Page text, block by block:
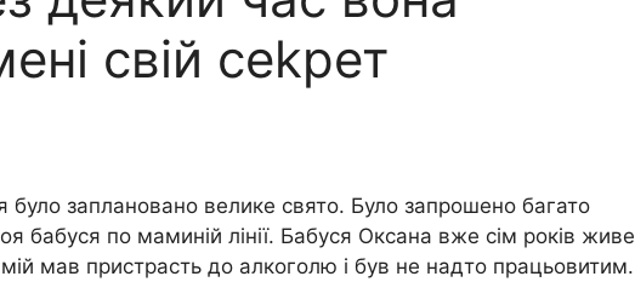
свій сеkрет
було заплановано велике свято. Було запрошено багато
бабуся по маминій лінії. Бабуся Оксана вже сім років живе
мій мав пристрасть до алкоголю і був не надто працьовитим.